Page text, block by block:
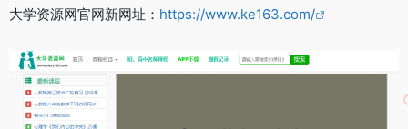
大学资源网官网新网址： https://www.ke163.com/